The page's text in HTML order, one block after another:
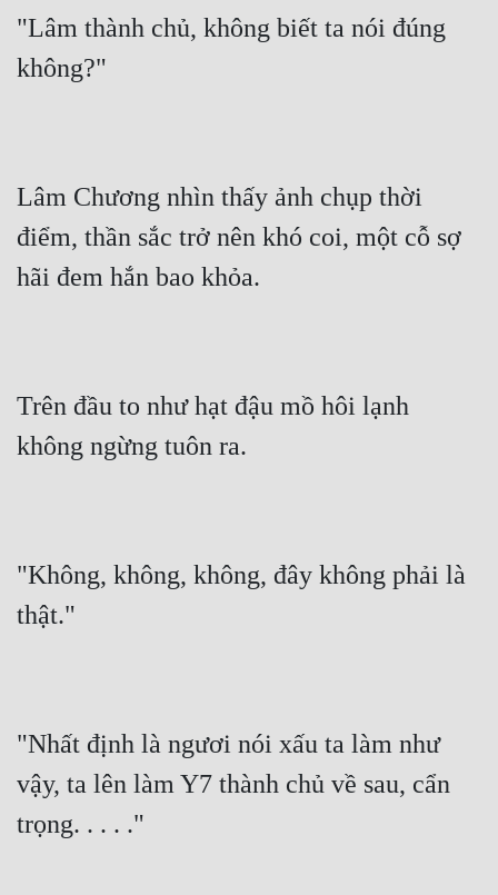
"Lâm thành chủ, không biết ta nói đúng
không?"
Lâm Chương nhìn thấy ảnh chụp thời
điểm, thần sắc trở nên khó coi, một cỗ sợ
hãi đem hắn bao khỏa.
Trên đầu to như hạt đậu mồ hôi lạnh
không ngừng tuôn ra.
"Không, không, không, đây không phải là
thật."
"Nhất định là ngươi nói xấu ta làm như
vậy, ta lên làm Y7 thành chủ về sau, cẩn
trọng. . . . ."